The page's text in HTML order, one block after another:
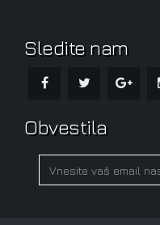
Sledite nam
Obvestila